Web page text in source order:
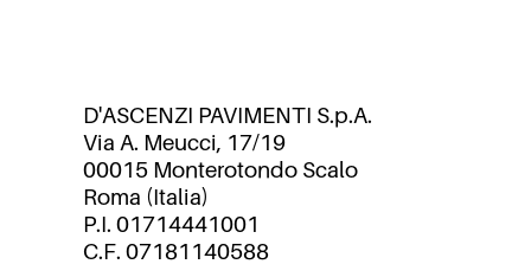
D'ASCENZI PAVIMENTI S.p.A.
Via A. Meucci, 17/19
00015 Monterotondo Scalo
Roma (Italia)
P.I. 01714441001
C.F. 07181140588